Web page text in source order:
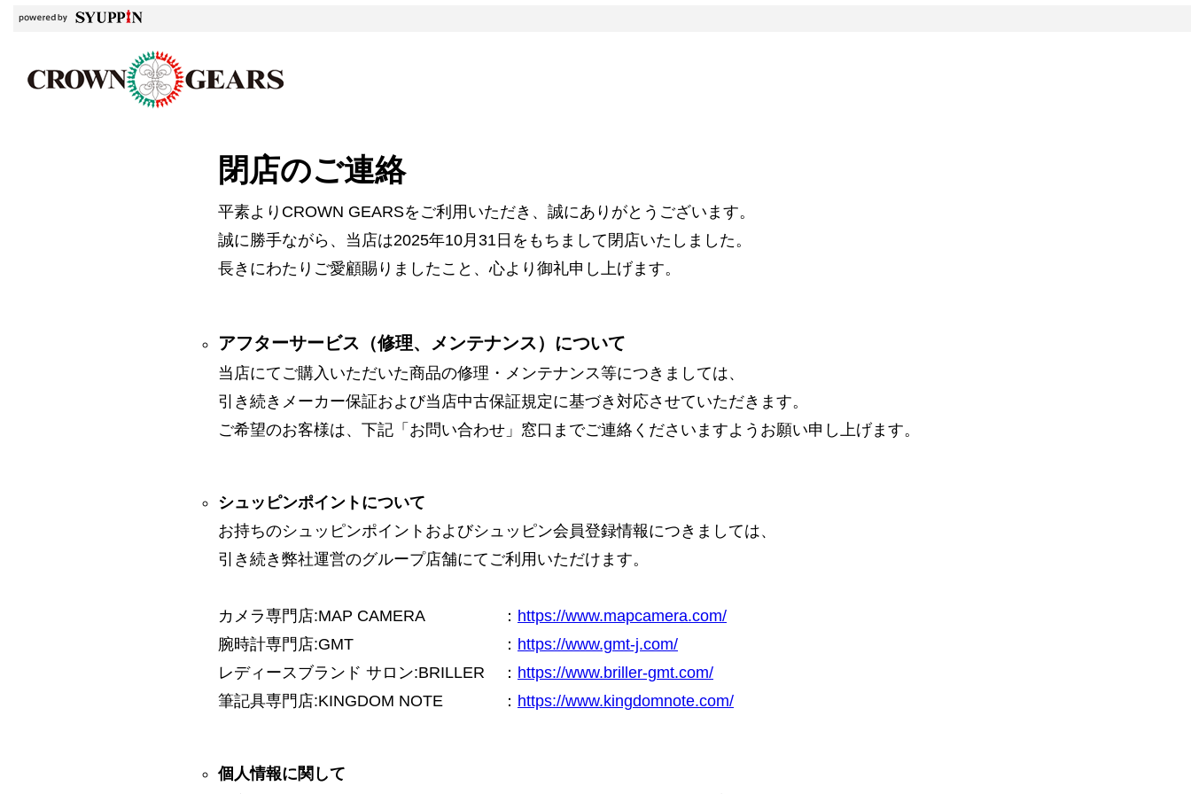
閉店のご連絡
平素よりCROWN GEARSをご利用いただき、誠にありがとうございます。
誠に勝手ながら、当店は2025年10月31日をもちまして閉店いたしました。
長きにわたりご愛顧賜りましたこと、心より御礼申し上げます。
アフターサービス（修理、メンテナンス）について
当店にてご購入いただいた商品の修理・メンテナンス等につきましては、
引き続きメーカー保証および当店中古保証規定に基づき対応させていただきます。
ご希望のお客様は、下記「お問い合わせ」窓口までご連絡くださいますようお願い申し上げます。
シュッピンポイントについて
お持ちのシュッピンポイントおよびシュッピン会員登録情報につきましては、
引き続き弊社運営のグループ店舗にてご利用いただけます。
カメラ専門店:MAP CAMERA ： https://www.mapcamera.com/
腕時計専門店:GMT
： https://www.gmt-j.com/
レディースブランド サロン:BRILLER
： https://www.briller-gmt.com/
筆記具専門店:KINGDOM NOTE
： https://www.kingdomnote.com/
個人情報に関して